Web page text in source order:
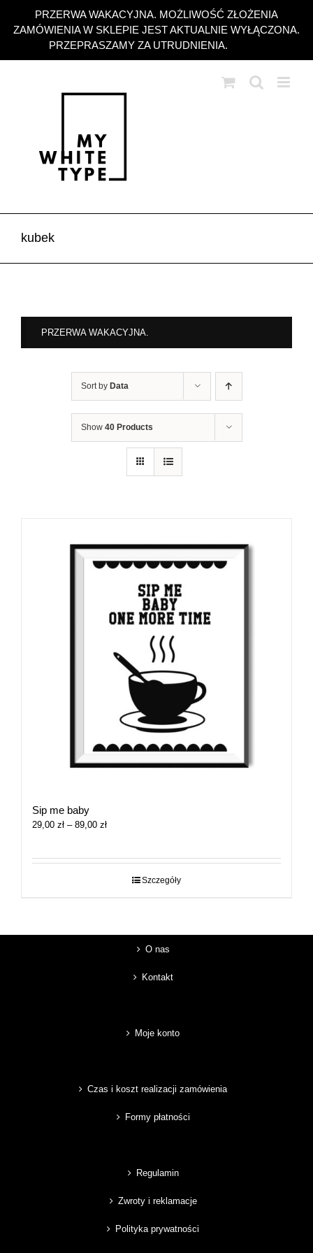
PRZERWA WAKACYJNA. MOŻLIWOŚĆ ZŁOŻENIA
ZAMÓWIENIA W SKLEPIE JEST AKTUALNIE WYŁĄCZONA.
PRZEPRASZAMY ZA UTRUDNIENIA.
zawartości
kubek
PRZERWA WAKACYJNA.
Sort by Data
Show 40 Products
Sip me baby
29,00 zł – 89,00 złZakres
29,00 zł
Szczegóły
O nas
Kontakt
Moje konto
Czas i koszt realizacji zamówienia
Formy płatności
Regulamin
Zwroty i reklamacje
Polityka prywatności